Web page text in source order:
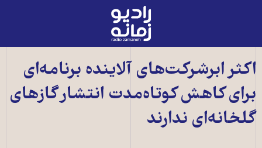
رادیو
زمانه
صفحه
اصلی
اکثر ابرشرکت‌های آلاینده برنامه‌ای
برای کاهش کوتاه‌مدت انتشار گازهای
گلخانه‌ای ندارند